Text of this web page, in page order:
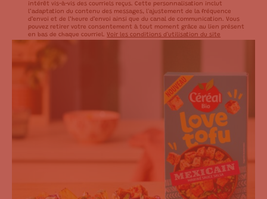
intérêt vis-à-vis des courriels reçus. Cette personnalisation inclut
l’adaptation du contenu des messages, l'ajustement de la fréquence
d’envoi et de l’heure d’envoi ainsi que du canal de communication. Vous
pouvez retirer votre consentement à tout moment grâce au lien présent
en bas de chaque courriel.Voir les conditions d'utilisation du site